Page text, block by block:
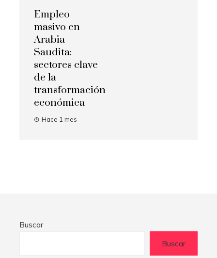
Empleo
masivo en
Arabia
Saudita:
sectores clave
de la
transformación
económica
Hace 1 mes
Buscar
Buscar